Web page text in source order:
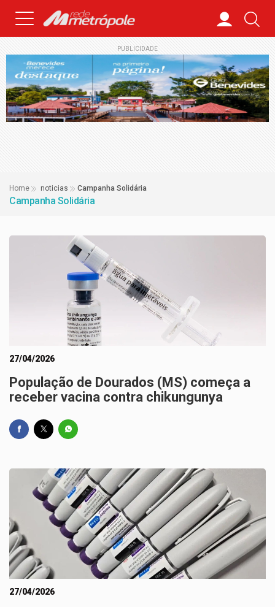
PUBLICIDADE
Home noticias Campanha Solidária
Campanha Solidária
27/04/2026
População de Dourados (MS) começa a
receber vacina contra chikungunya
27/04/2026